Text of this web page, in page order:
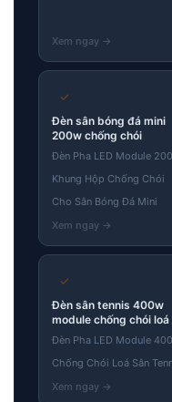
✓
Đèn sân bóng đá mini
200w chống chói
Đèn Pha LED Module
Khung Hộp Chống Chói
Cho Sân Bóng Đá Mini
✓
Đèn sân tennis 400w
module chống chói loá
Đèn Pha LED Module
Chống Chói Loá Sân